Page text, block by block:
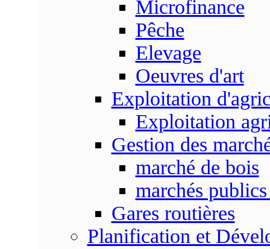
Microfinance
Pêche
Elevage
Oeuvres d'art
Exploitation
Exploitation
Gestion des
marché de bois
marchés
Gares routières
Planification et